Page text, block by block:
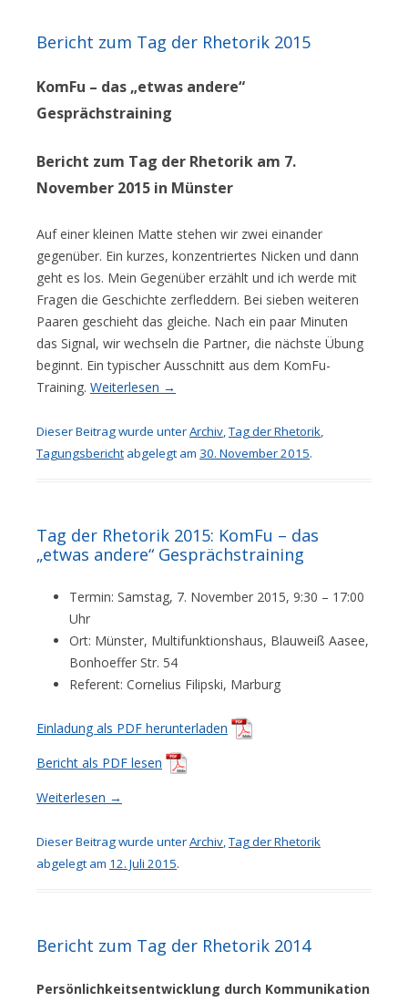
Bericht zum Tag der Rhetorik 2015
KomFu – das „etwas andere“
Gesprächstraining
Bericht zum Tag der Rhetorik am 7.
November 2015 in Münster
Auf einer kleinen Matte stehen wir zwei einander
gegenüber. Ein kurzes, konzentriertes Nicken und dann
geht es los. Mein Gegenüber erzählt und ich werde mit
Fragen die Geschichte zerfleddern. Bei sieben weiteren
Paaren geschieht das gleiche. Nach ein paar Minuten
das Signal, wir wechseln die Partner, die nächste Übung
beginnt. Ein typischer Ausschnitt aus dem KomFu-
Training. Weiterlesen →
Dieser Beitrag wurde unterArchiv,Tag der Rhetorik,
Tagungsbericht abgelegt am 30. November 2015.
Tag der Rhetorik 2015: KomFu – das
„etwas andere“ Gesprächstraining
Termin: Samstag, 7. November 2015, 9:30 – 17:00
Uhr
Ort: Münster, Multifunktionshaus, Blauweiß Aasee,
Bonhoeffer Str. 54
Referent: Cornelius Filipski, Marburg
Einladung als PDF herunterladen
Bericht als PDF lesen
Weiterlesen →
Dieser Beitrag wurde unterArchiv,Tag der Rhetorik
abgelegt am 12. Juli 2015.
Bericht zum Tag der Rhetorik 2014
Persönlichkeitsentwicklung durch Kommunikation